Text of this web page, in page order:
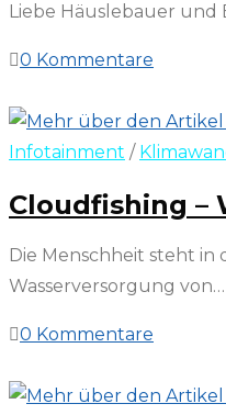
Liebe Häuslebauer und
0 Kommentare
Infotainment /
Cloudfishing –
Die Menschheit steht
Wasserversorgung von…
0 Kommentare